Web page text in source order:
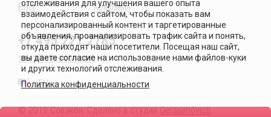
Блог
Компания
+7 495 221 2785
sales@sovecon.com
EN
© 2019 Совэкон. Сделано в студииGerasimóvich.
Политика конфиденциальности